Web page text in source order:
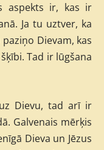
aspekts ir, kas ir
Ja tu uztver, ka
Dievam, kas
Tad ir lūgšana
Dievu, tad arī ir
Galvenais mērķis
Dieva un Jēzus